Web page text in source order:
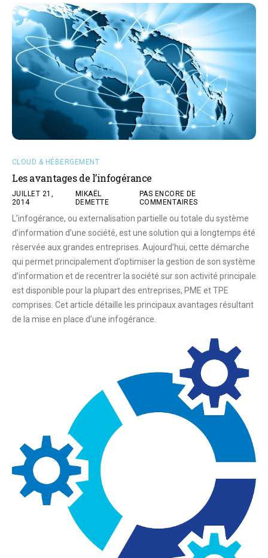
CLOUD & HÉBERGEMENT
Les avantages de l’infogérance
JUILLET 21,
2014
MIKAËL
DEMETTE
PAS ENCORE DE
COMMENTAIRES
L’infogérance, ou externalisation partielle ou totale du système
d’information d’une société, est une solution qui a longtemps été
réservée aux grandes entreprises. Aujourd’hui, cette démarche
qui permet principalement d’optimiser la gestion de son système
d’information et de recentrer la société sur son activité principale
est disponible pour la plupart des entreprises, PME et TPE
comprises. Cet article détaille les principaux avantages résultant
de la mise en place d’une infogérance.